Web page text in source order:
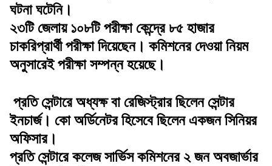
ঘটনা ঘটেনি।
২৩টি জেলায় ১০৮টি পরীক্ষা কেন্দ্রে ৮৫ হাজার
চাকরিপ্রার্থী পরীক্ষা দিয়েছেন। কমিশনের দেওয়া নিয়ম
অনুসারেই পরীক্ষা সম্পন্ন হয়েছে।
প্রতি সেন্টারে অধ্যক্ষ বা রেজিস্ট্রার ছিলেন সেন্টার
ইনচার্জ। কো অর্ডিনেটর হিসেবে ছিলেন একজন সিনিয়র
অফিসার।
প্রতি সেন্টারে কলেজ সার্ভিস কমিশনের ২ জন অবজার্ভার